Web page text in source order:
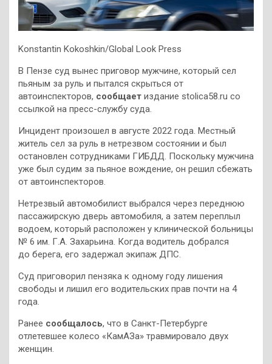
Konstantin Kokoshkin/Global Look Press
В Пензе суд вынес приговор мужчине, который сел
пьяным за руль и пытался скрыться от
автоинспекторов, сообщает издание stolica58.ru со
ссылкой на пресс-службу суда.
Инцидент произошел в августе 2022 года. Местный
житель сел за руль в нетрезвом состоянии и был
остановлен сотрудниками ГИБДД. Поскольку мужчина
уже был судим за пьяное вождение, он решил сбежать
от автоинспекторов.
Нетрезвый автомобилист выбрался через переднюю
пассажирскую дверь автомобиля, а затем переплыл
водоем, который расположен у клинической больницы
№ 6 им. Г.А. Захарьина. Когда водитель добрался
до берега, его задержал экипаж ДПС.
Суд приговорил пензяка к одному году лишения
свободы и лишил его водительских прав почти на 4
года.
Ранее сообщалось, что в Санкт-Петербурге
отлетевшее колесо «КамАЗа» травмировало двух
женщин.